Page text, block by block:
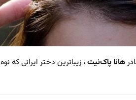
هانا پاک‌نیت، زیباترین دختر ایرانی که نوه